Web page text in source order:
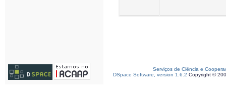
Serviços de Ciência e
DSpace Software, version 1.6.2 Copyright ©